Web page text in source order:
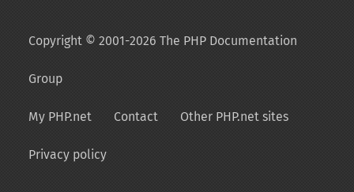
Copyright © 2001-2026 The PHP Documentation
Group
My PHP.net Contact Other PHP.net sites
Privacy policy